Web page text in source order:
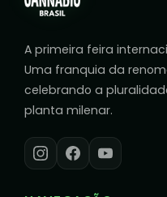
A primeira feira
Uma franquia da
celebrando a
planta milenar.